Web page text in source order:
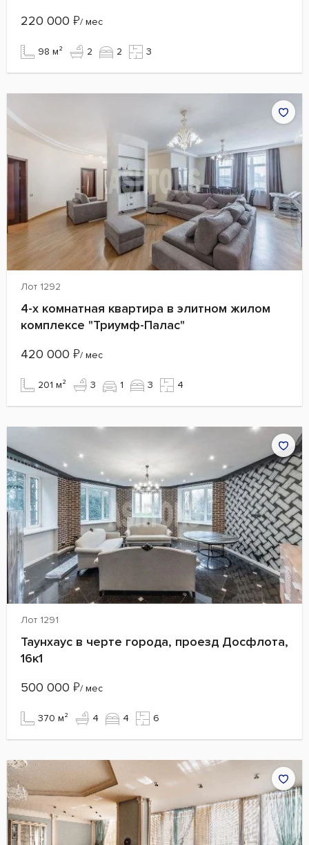
220 000 ₽/ мес
98 м² 2 2 3
Лот 1292
4-х комнатная квартира в элитном жилом
комплексе "Триумф-Палас"
420 000 ₽/ мес
201 м² 3 1 3 4
Лот 1291
Таунхаус в черте города, проезд Досфлота,
16к1
500 000 ₽/ мес
370 м² 4 4 6